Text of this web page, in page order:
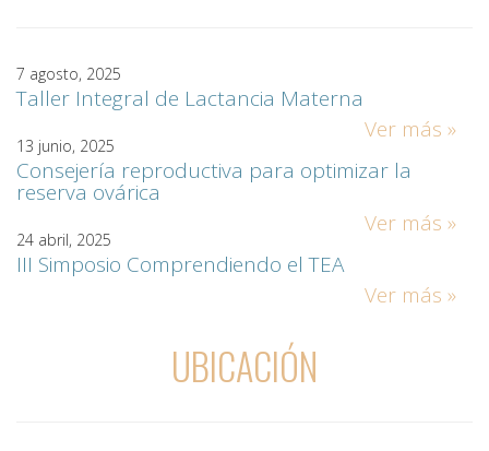
7 agosto, 2025
Taller Integral de Lactancia Materna
Ver más »
13 junio, 2025
Consejería reproductiva para optimizar la
reserva ovárica
Ver más »
24 abril, 2025
III Simposio Comprendiendo el TEA
Ver más »
UBICACIÓN